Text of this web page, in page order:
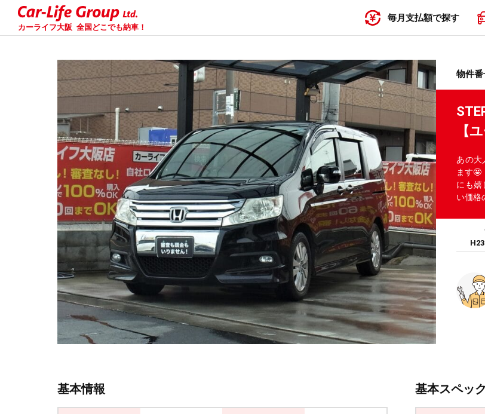
カーライフ大阪 全国どこでも納車！
毎月支払額で探す
物件
【
あの大
ます
にも
い価格
基本情報 基本スペック